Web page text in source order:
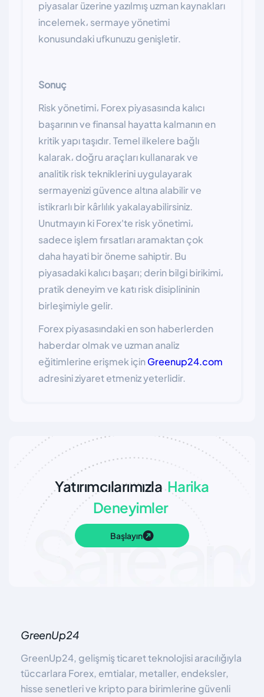
piyasalar üzerine yazılmış uzman kaynakları
incelemek، sermaye yönetimi
konusundaki ufkunuzu genişletir.
Sonuç
Risk yönetimi، Forex piyasasında kalıcı
başarının ve finansal hayatta kalmanın en
kritik yapı taşıdır. Temel ilkelere bağlı
kalarak، doğru araçları kullanarak ve
analitik risk tekniklerini uygulayarak
sermayenizi güvence altına alabilir ve
istikrarlı bir kârlılık yakalayabilirsiniz.
Unutmayın ki Forex'te risk yönetimi،
sadece işlem fırsatları aramaktan çok
daha hayati bir öneme sahiptir. Bu
piyasadaki kalıcı başarı; derin bilgi birikimi،
pratik deneyim ve katı risk disiplininin
birleşimiyle gelir.
Forex piyasasındaki en son haberlerden
haberdar olmak ve uzman analiz
eğitimlerine erişmek içinGreenup24.com
adresini ziyaret etmeniz yeterlidir.
Yatırımcılarımızla Harika
Deneyimler
Başlayın
GreenUp24
GreenUp24, gelişmiş ticaret teknolojisi aracılığıyla
tüccarlara Forex, emtialar, metaller, endeksler,
hisse senetleri ve kripto para birimlerine güvenli